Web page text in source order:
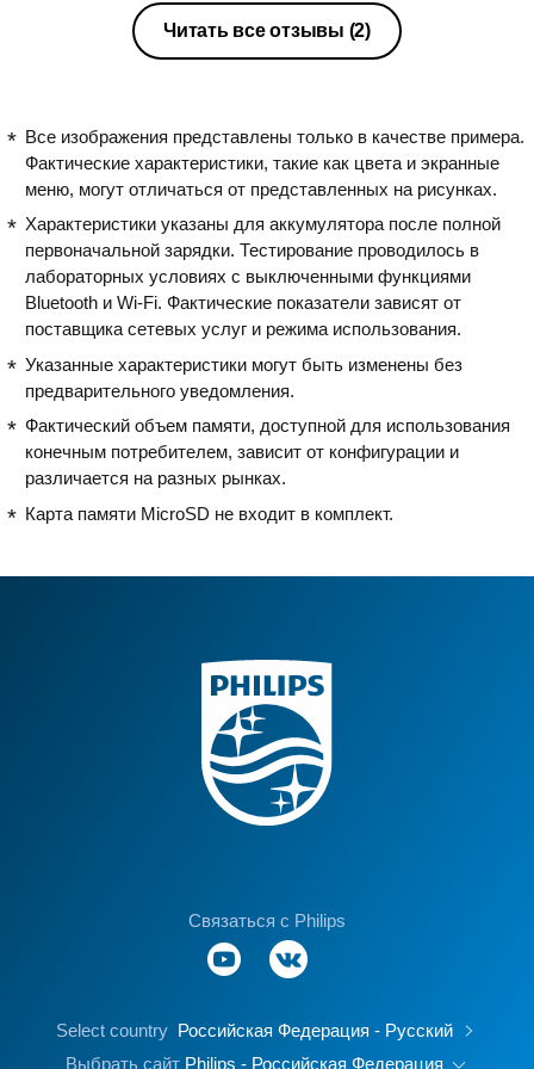
Читать все отзывы (2)
Все изображения представлены только в качестве примера.
Фактические характеристики, такие как цвета и экранные
меню, могут отличаться от представленных на рисунках.
Характеристики указаны для аккумулятора после полной
первоначальной зарядки. Тестирование проводилось в
лабораторных условиях с выключенными функциями
Bluetooth и Wi-Fi. Фактические показатели зависят от
поставщика сетевых услуг и режима использования.
Указанные характеристики могут быть изменены без
предварительного уведомления.
Фактический объем памяти, доступной для использования
конечным потребителем, зависит от конфигурации и
различается на разных рынках.
Карта памяти MicroSD не входит в комплект.
Связаться с Philips
Select country Российская Федерация - Русский
Выбрать сайт Philips - Российская Федерация